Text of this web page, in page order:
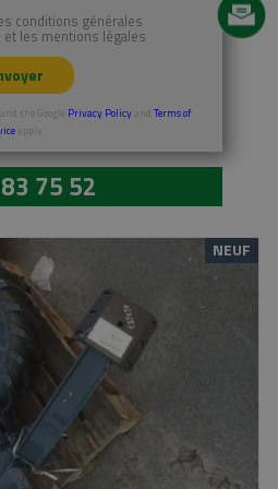
NEUF
les mentions légales
the Google Privacy Policy andTerms of
apply.
75 52